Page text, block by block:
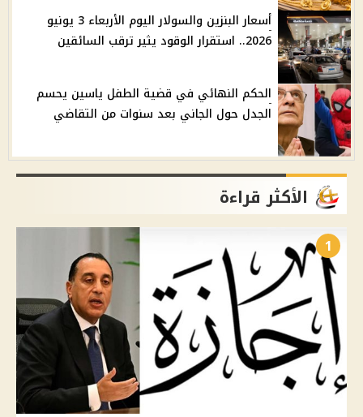
أسعار البنزين والسولار اليوم الأربعاء 3 يونيو
2026.. استقرار الوقود يثير ترقب السائقين
الحكم النهائي في قضية الطفل ياسين يحسم
الجدل حول الجاني بعد سنوات من التقاضي
الأكثر قراءة
1